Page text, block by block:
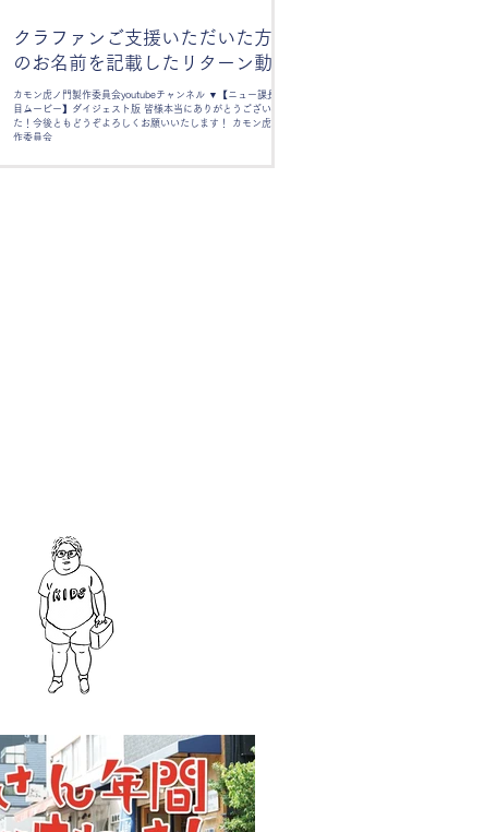
クラファンご支援いただいた方々
のお名前を記載したリターン動画
が公開されました！
カモン虎ノ門製作委員会youtubeチャンネル ▼【ニュー課長お披露
目ムービー】ダイジェスト版 皆様本当にありがとうございまし
た！今後ともどうぞよろしくお願いいたします！ カモン虎ノ門製
作委員会